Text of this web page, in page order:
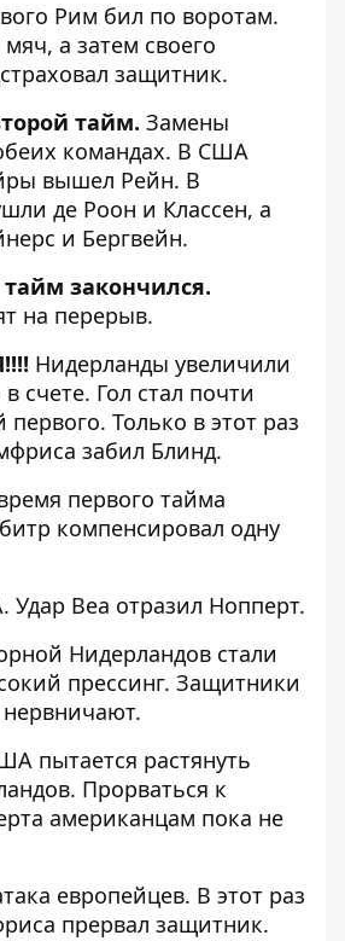
Рим бил по воротам.
а затем своего
защитник.
тайм. Замены
командах. В США
вышел Рейн. В
де Роон и Классен, а
и Бергвейн.
закончился.
на перерыв.
Нидерланды увеличили
счете. Гол стал почти
Только в этот раз
забил Блинд.
первого тайма
компенсировал одну
Удар Веа отразил Нопперт.
Нидерландов стали
прессинг. Защитники
пытается растянуть
Прорваться к
американцам пока не
европейцев. В этот раз
прервал защитник.